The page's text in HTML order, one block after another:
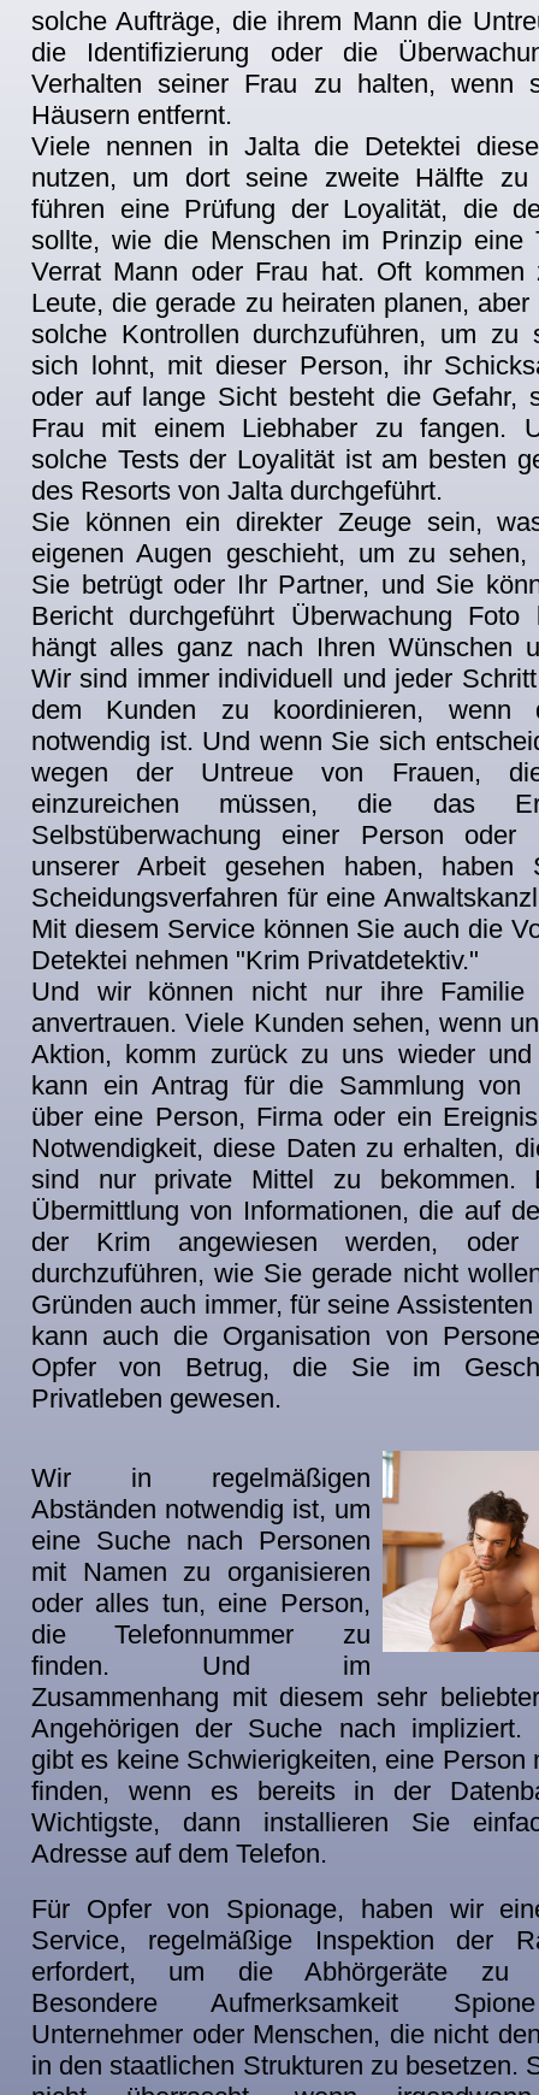
solche Aufträge, die ihrem Mann die
die Identifizierung oder die
Verhalten seiner Frau zu halten, wenn
Häusern entfernt.
Viele nennen in Jalta die Detektei
nutzen, um dort seine zweite Hälfte zu
führen eine Prüfung der Loyalität, die
sollte, wie die Menschen im Prinzip eine
Verrat Mann oder Frau hat. Oft kommen
Leute, die gerade zu heiraten planen,
solche Kontrollen durchzuführen, um zu
sich lohnt, mit dieser Person, ihr
oder auf lange Sicht besteht die Gefahr,
Frau mit einem Liebhaber zu fangen.
solche Tests der Loyalität ist am besten
des Resorts von Jalta durchgeführt.
Sie können ein direkter Zeuge sein,
eigenen Augen geschieht, um zu sehen,
Sie betrügt oder Ihr Partner, und Sie
Bericht durchgeführt Überwachung Foto
hängt alles ganz nach Ihren Wünschen
Wir sind immer individuell und jeder
dem Kunden zu koordinieren, wenn
notwendig ist. Und wenn Sie sich
wegen der Untreue von Frauen,
einzureichen müssen, die das
Selbstüberwachung einer Person oder
unserer Arbeit gesehen haben,
Scheidungsverfahren für eine
Mit diesem Service können Sie auch die
Detektei nehmen "Krim Privatdetektiv."
Und wir können nicht nur ihre Familie
anvertrauen. Viele Kunden sehen, wenn
Aktion, komm zurück zu uns wieder
kann ein Antrag für die Sammlung von
über eine Person, Firma oder ein
Notwendigkeit, diese Daten zu erhalten,
sind nur private Mittel zu bekommen.
Übermittlung von Informationen, die auf
der Krim angewiesen werden, oder
durchzuführen, wie Sie gerade nicht
Gründen auch immer, für seine
kann auch die Organisation von
Opfer von Betrug, die Sie im
Privatleben gewesen.
Wir in regelmäßigen
Abständen notwendig ist, um
eine Suche nach Personen
mit Namen zu organisieren
oder alles tun, eine Person,
die Telefonnummer zu
finden. Und im
Zusammenhang mit diesem sehr
Angehörigen der Suche nach impliziert.
gibt es keine Schwierigkeiten, eine Person
finden, wenn es bereits in der
Wichtigste, dann installieren Sie
Adresse auf dem Telefon.
Für Opfer von Spionage, haben wir
Service, regelmäßige Inspektion der
erfordert, um die Abhörgeräte zu
Besondere Aufmerksamkeit
Unternehmer oder Menschen, die nicht
in den staatlichen Strukturen zu besetzen.